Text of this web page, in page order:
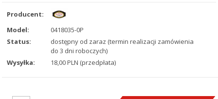
Producent:
Model:
0418035-0P
Status:
dostępny od zaraz (termin realizacji zamówienia
do 3 dni roboczych)
Wysyłka:
18,00 PLN (przedpłata)